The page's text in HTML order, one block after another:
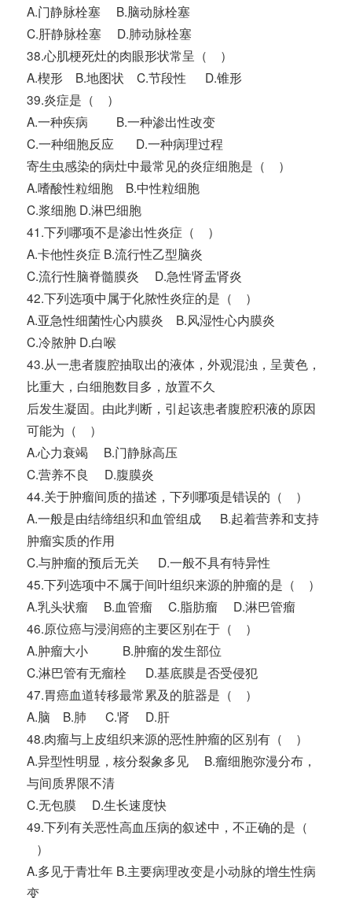
A.门静脉栓塞 B.脑动脉栓塞
C.肝静脉栓塞 D.肺动脉栓塞
38.心肌梗死灶的肉眼形状常呈（ ）
A.楔形 B.地图状 C.节段性 D.锥形
39.炎症是（ ）
A.一种疾病 B.一种渗出性改变
C.一种细胞反应 D.一种病理过程
寄生虫感染的病灶中最常见的炎症细胞是（ ）
A.嗜酸性粒细胞 B.中性粒细胞
C.浆细胞 D.淋巴细胞
41.下列哪项不是渗出性炎症（ ）
A.卡他性炎症 B.流行性乙型脑炎
C.流行性脑脊髓膜炎 D.急性肾盂肾炎
42.下列选项中属于化脓性炎症的是（ ）
A.亚急性细菌性心内膜炎 B.风湿性心内膜炎
C.冷脓肿 D.白喉
43.从一患者腹腔抽取出的液体，外观混浊，呈黄色，
比重大，白细胞数目多，放置不久
后发生凝固。由此判断，引起该患者腹腔积液的原因
可能为（ ）
A.心力衰竭 B.门静脉高压
C.营养不良 D.腹膜炎
44.关于肿瘤间质的描述，下列哪项是错误的（ ）
A.一般是由结缔组织和血管组成 B.起着营养和支持
肿瘤实质的作用
C.与肿瘤的预后无关 D.一般不具有特异性
45.下列选项中不属于间叶组织来源的肿瘤的是（ ）
A.乳头状瘤 B.血管瘤 C.脂肪瘤 D.淋巴管瘤
46.原位癌与浸润癌的主要区别在于（ ）
A.肿瘤大小 B.肿瘤的发生部位
C.淋巴管有无瘤栓 D.基底膜是否受侵犯
47.胃癌血道转移最常累及的脏器是（ ）
A.脑 B.肺 C.肾 D.肝
48.肉瘤与上皮组织来源的恶性肿瘤的区别有（ ）
A.异型性明显，核分裂象多见 B.瘤细胞弥漫分布，
与间质界限不清
C.无包膜 D.生长速度快
49.下列有关恶性高血压病的叙述中，不正确的是（
）
A.多见于青壮年 B.主要病理改变是小动脉的增生性病
变